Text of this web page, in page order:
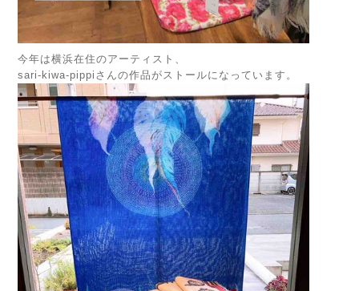
今年は横浜在住のアーティスト、
sari-kiwa-pippiさんの作品がストールになっています。